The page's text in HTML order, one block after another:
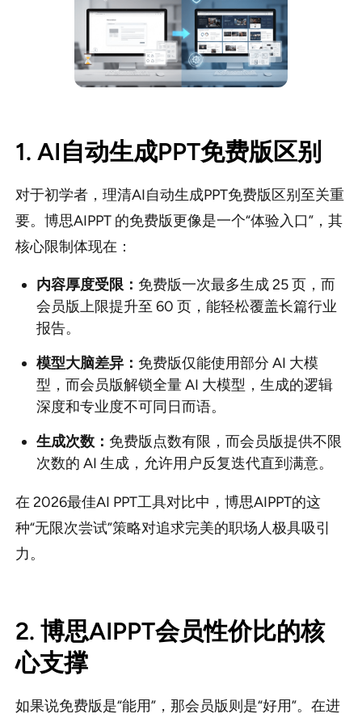
1. AI自动生成PPT免费版区别
对于初学者，理清AI自动生成PPT免费版区别至关重
要。博思AIPPT 的免费版更像是一个“体验入口”，其
核心限制体现在：
内容厚度受限： 免费版一次最多生成 25 页，而
会员版上限提升至 60 页，能轻松覆盖长篇行业
报告。
模型大脑差异： 免费版仅能使用部分 AI 大模
型，而会员版解锁全量 AI 大模型，生成的逻辑
深度和专业度不可同日而语。
生成次数： 免费版点数有限，而会员版提供不限
次数的 AI 生成，允许用户反复迭代直到满意。
在 2026最佳AI PPT工具对比中，博思AIPPT的这
种“无限次尝试”策略对追求完美的职场人极具吸引
力。
2. 博思AIPPT会员性价比的核
心支撑
如果说免费版是“能用”，那会员版则是“好用”。在进